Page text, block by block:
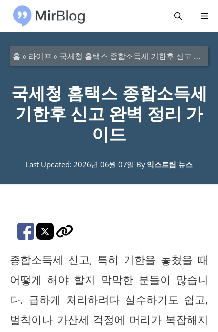
메
홈 » 라이프 » 국세청 홈택스 종합소득세 기한후 신고 완벽 정리 가이드
국세청 홈택스 종합소득세
기한후 신고 완벽 정리 가
이드
Last Updated: 2026년 06월 07일 By 익스트림 뉴스
종합소득세 신고, 특히 기한을 놓쳤을 때
어떻게 해야 할지 막막한 분들이 많습니
다. 급하게 처리하려다 실수하기도 쉽고,
벌칙이나 가산세 걱정에 머리가 복잡해지